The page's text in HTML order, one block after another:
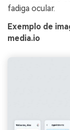
fadiga ocular.
Exemplo de
media.io